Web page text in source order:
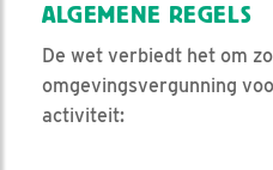
ALGEMENE REGELS
De wet verbiedt het om
omgevingsvergunning
activiteit: